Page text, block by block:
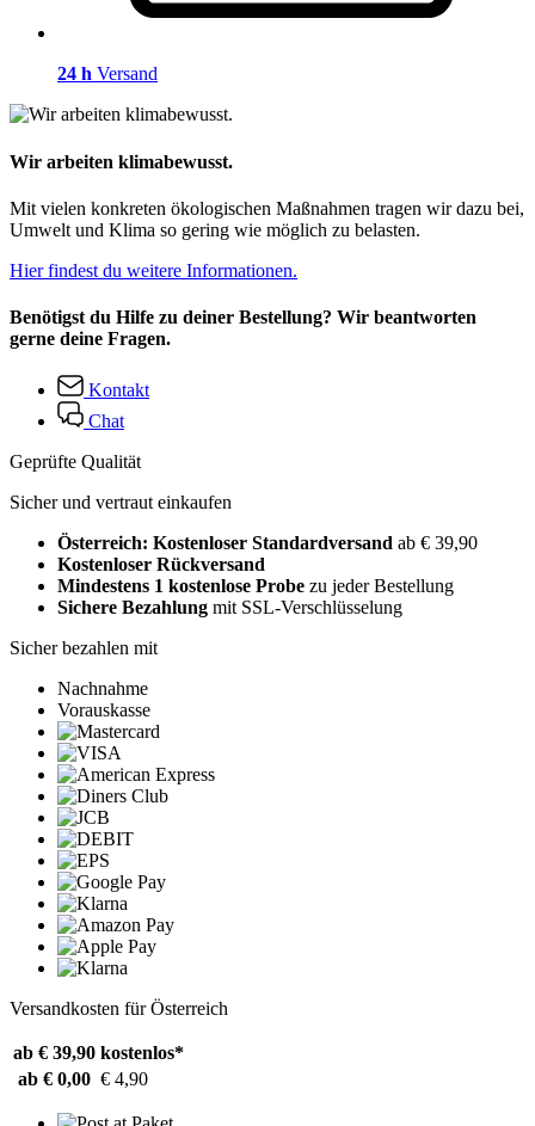
24 h Versand
Wir arbeiten klimabewusst.
Mit vielen konkreten ökologischen Maßnahmen tragen wir dazu bei,
Umwelt und Klima so gering wie möglich zu belasten.
Hier findest du weitere Informationen.
Benötigst du Hilfe zu deiner Bestellung? Wir beantworten
gerne deine Fragen.
Kontakt
Chat
Geprüfte Qualität
Sicher und vertraut einkaufen
Österreich: Kostenloser Standardversand ab € 39,90
Kostenloser Rückversand
Mindestens 1 kostenlose Probe zu jeder Bestellung
Sichere Bezahlung mit SSL-Verschlüsselung
Sicher bezahlen mit
Nachnahme
Vorauskasse
Versandkosten für Österreich
ab € 39,90 kostenlos*
ab € 0,00 € 4,90